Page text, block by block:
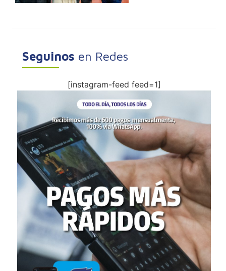
Seguinos en Redes
[instagram-feed feed=1]